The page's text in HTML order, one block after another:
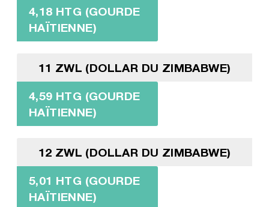
4,18 HTG (GOURDE
HAÏTIENNE)
11 ZWL (DOLLAR DU ZIMBABWE)
4,59 HTG (GOURDE
HAÏTIENNE)
12 ZWL (DOLLAR DU ZIMBABWE)
5,01 HTG (GOURDE
HAÏTIENNE)